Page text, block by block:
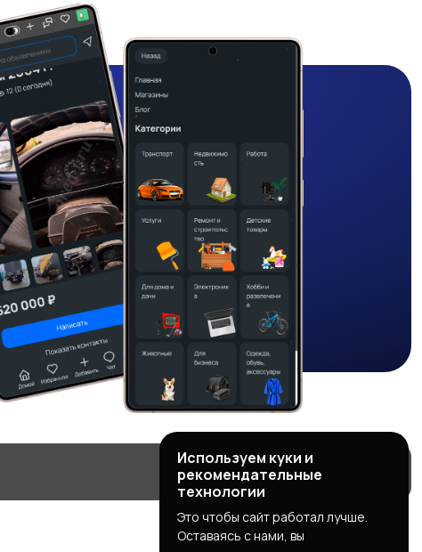
Используем куки и
рекомендательные
технологии
Это чтобы сайт работал лучше.
Оставаясь с нами, вы